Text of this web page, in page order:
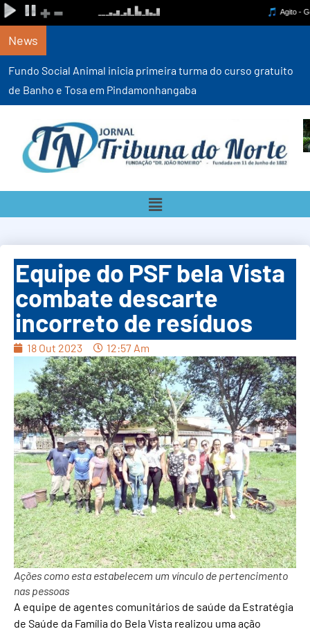
News
Fundo Social Animal inicia primeira turma do curso gratuito
de Banho e Tosa em Pindamonhangaba
Equipe do PSF bela Vista
combate descarte
incorreto de resíduos
18 Out 2023 12:57 Am
Ações como esta estabelecem um vínculo de pertencimento
nas pessoas
A equipe de agentes comunitários de saúde da Estratégia
de Saúde da Família do Bela Vista realizou uma ação